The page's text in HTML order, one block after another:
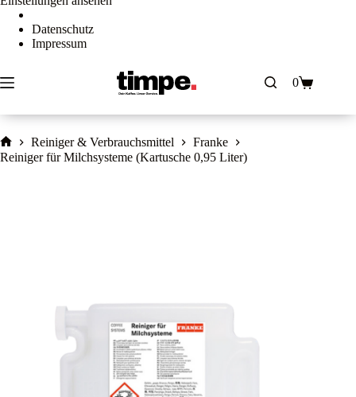
Datenschutz
Impressum
springen
Warenkorb
0
Home
Reiniger & Verbrauchsmittel
Franke
Reiniger für Milchsysteme (Kartusche 0,95 Liter)